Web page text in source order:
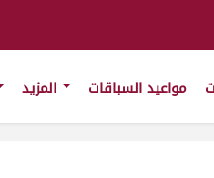
مواعيد السباقات